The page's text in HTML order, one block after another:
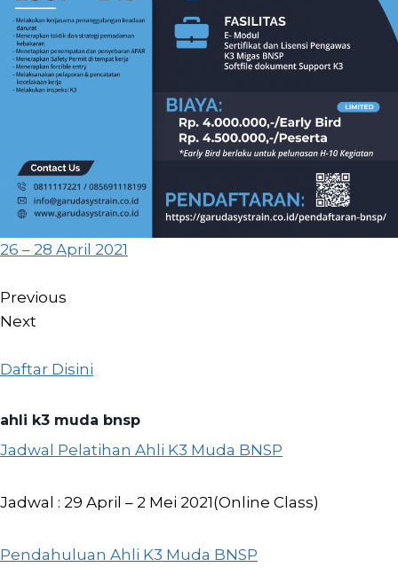
26 – 28 April 2021
Previous
Next
Daftar Disini
ahli k3 muda bnsp
Jadwal Pelatihan Ahli K3 Muda BNSP
Jadwal : 29 April – 2 Mei 2021(Online Class)
Pendahuluan Ahli K3 Muda BNSP